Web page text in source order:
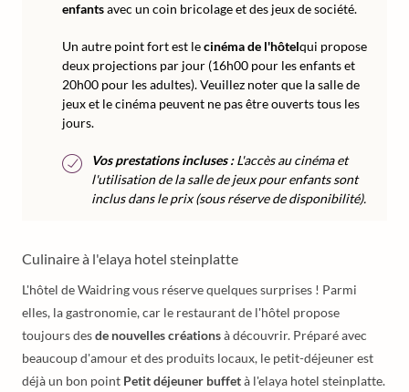
enfantsavec un coin bricolage et des jeux de société.
Un autre point fort est lecinéma de l'hôtelqui propose
deux projections par jour (16h00 pour les enfants et
20h00 pour les adultes). Veuillez noter que la salle de
jeux et le cinéma peuvent ne pas être ouverts tous les
jours.
Vos prestations incluses :L'accès au cinéma et
l'utilisation de la salle de jeux pour enfants sont
inclus dans le prix (sous réserve de disponibilité).
Culinaire à l'elaya hotel steinplatte
L'hôtel de Waidring vous réserve quelques surprises ! Parmi
elles, la gastronomie, car le restaurant de l'hôtel propose
toujours desde nouvelles créationsà découvrir. Préparé avec
beaucoup d'amour et des produits locaux, le petit-déjeuner est
déjà un bon point Petit déjeuner buffetà l'elaya hotel steinplatte.